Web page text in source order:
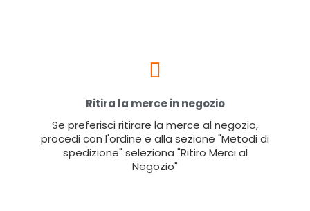
Ritira la merce in negozio
Se preferisci ritirare la merce al negozio,
procedi con l'ordine e alla sezione "Metodi di
spedizione" seleziona "Ritiro Merci al
Negozio"